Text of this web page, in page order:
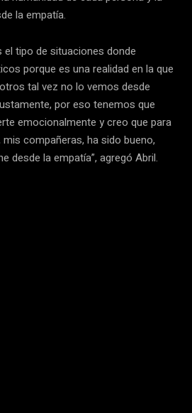
la empatía.
el tipo de situaciones donde
porque es una realidad en la que
tal vez no lo vemos desde
por eso tenemos que
emocionalmente y creo que para
compañeras, ha sido bueno,
desde la empatía”, agregó Abril.